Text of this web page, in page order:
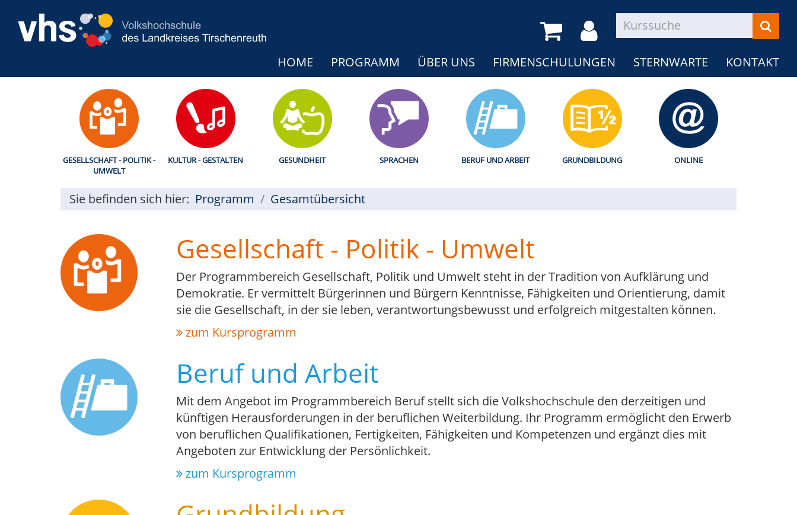
HOME PROGRAMM ÜBER UNS FIRMENSCHULUNGEN STERNWARTE KONTAKT
GESELLSCHAFT - POLITIK -
UMWELT
KULTUR - GESTALTEN GESUNDHEIT SPRACHEN BERUF UND ARBEIT GRUNDBILDUNG ONLINE
Sie befinden sich hier: Programm Gesamtübersicht
Gesellschaft - Politik - Umwelt
Der Programmbereich Gesellschaft, Politik und Umwelt steht in der Tradition von Aufklärung und
Demokratie. Er vermittelt Bürgerinnen und Bürgern Kenntnisse, Fähigkeiten und Orientierung, damit
sie die Gesellschaft, in der sie leben, verantwortungsbewusst und erfolgreich mitgestalten können.
zum Kursprogramm
Beruf und Arbeit
Mit dem Angebot im Programmbereich Beruf stellt sich die Volkshochschule den derzeitigen und
künftigen Herausforderungen in der beruflichen Weiterbildung. Ihr Programm ermöglicht den Erwerb
von beruflichen Qualifikationen, Fertigkeiten, Fähigkeiten und Kompetenzen und ergänzt dies mit
Angeboten zur Entwicklung der Persönlichkeit.
zum Kursprogramm